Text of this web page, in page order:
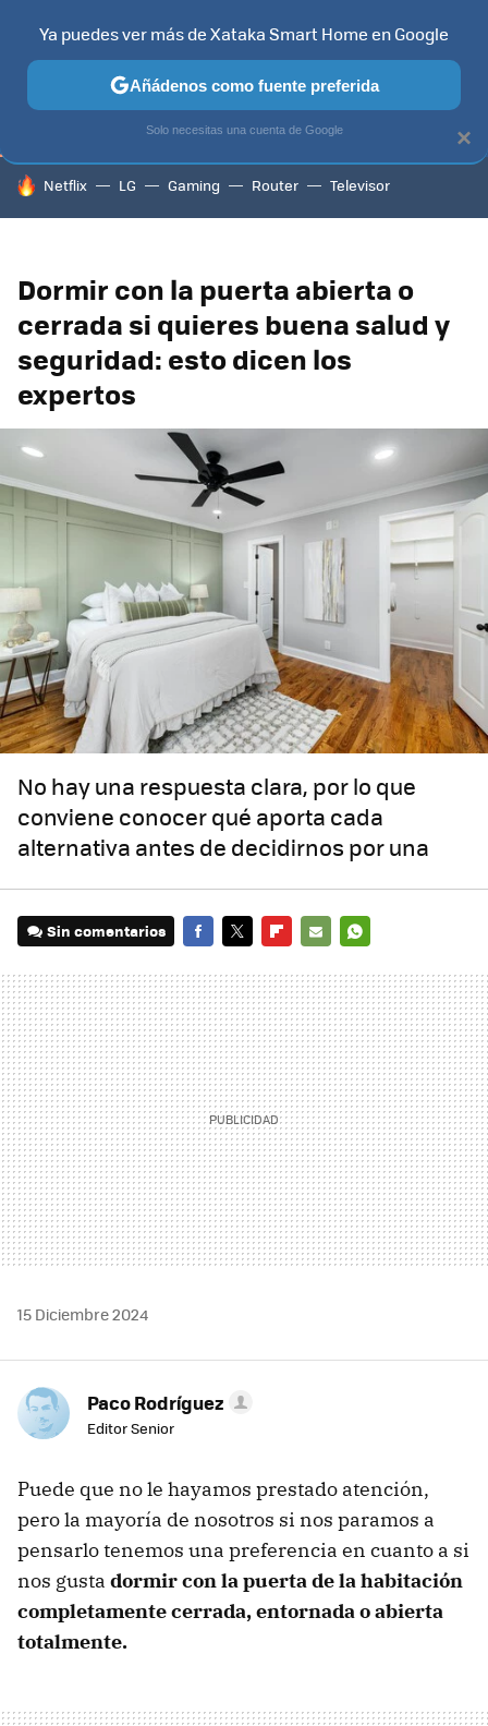
TELEVISORES CONTENIDOS SMART TV SELECCIÓN
HOY SE HABLA DE
Netflix LG Gaming Router Televisor
Dormir con la puerta abierta o
cerrada si quieres buena salud y
seguridad: esto dicen los
expertos
No hay una respuesta clara, por lo que
conviene conocer qué aporta cada
alternativa antes de decidirnos por una
Sin comentarios
MAIL
15 Diciembre 2024
Paco Rodríguez
Editor Senior
Puede que no le hayamos prestado atención,
pero la mayoría de nosotros si nos paramos a
pensarlo tenemos una preferencia en cuanto a si
nos gusta dormir con la puerta de la habitación
completamente cerrada, entornada o abierta
totalmente.
×
Ya puedes ver más de Xataka Smart Home en Google
Añádenos como fuente preferida
Solo necesitas una cuenta de Google